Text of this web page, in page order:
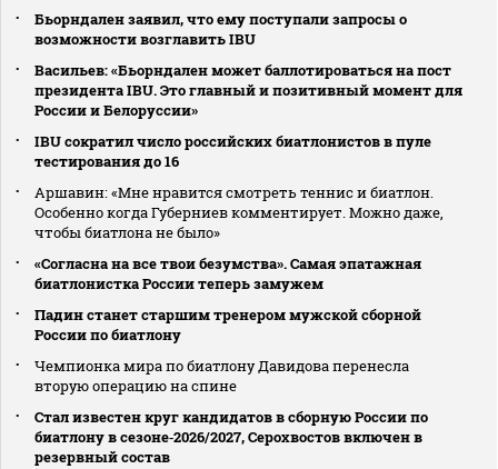
Бьорндален заявил, что ему поступали запросы о
возможности возглавить IBU
Васильев: «Бьорндален может баллотироваться на пост
президента IBU. Это главный и позитивный момент для
России и Белоруссии»
IBU сократил число российских биатлонистов в пуле
тестирования до 16
Аршавин: «Мне нравится смотреть теннис и биатлон.
Особенно когда Губерниев комментирует. Можно даже,
чтобы биатлона не было»
«Согласна на все твои безумства». Самая эпатажная
биатлонистка России теперь замужем
Падин станет старшим тренером мужской сборной
России по биатлону
Чемпионка мира по биатлону Давидова перенесла
вторую операцию на спине
Стал известен круг кандидатов в сборную России по
биатлону в сезоне‑2026/2027, Серохвостов включен в
резервный состав